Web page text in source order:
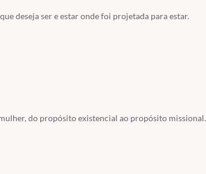
deseja ser e estar onde foi projetada para estar.
do propósito existencial ao propósito missional.